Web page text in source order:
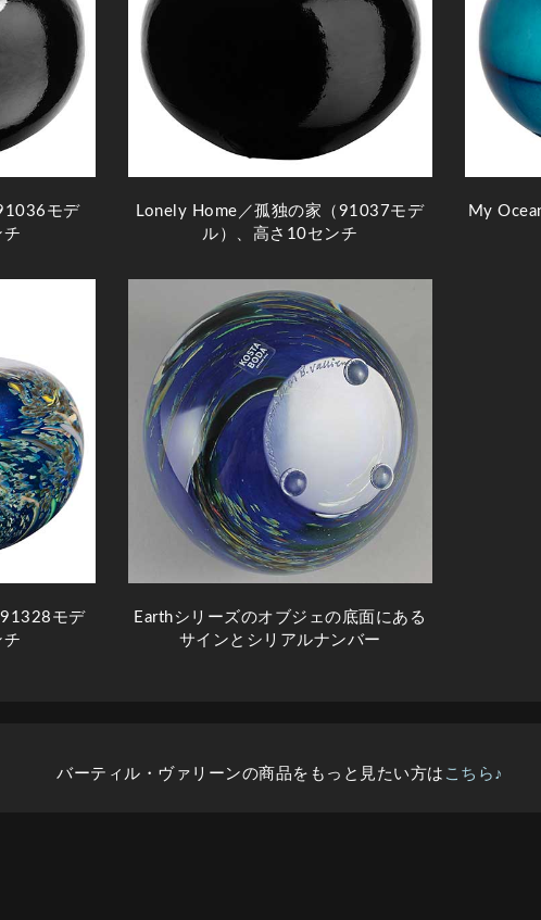
モデ
チ
Lonely Home／孤独の家（91037モデ
ル）、高さ10センチ
My
モデ
チ
Earthシリーズのオブジェの底面にある
サインとシリアルナンバー
バーティル・ヴァリーンの商品をもっと見たい方は こちら♪